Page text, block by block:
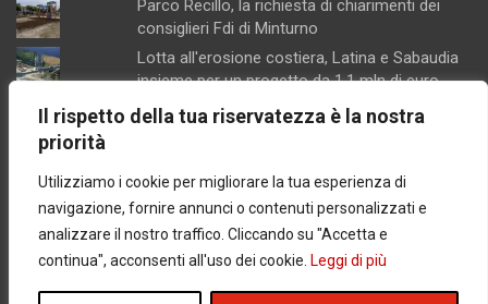
Il rispetto della tua riservatezza è la nostra
priorità
Utilizziamo i cookie per migliorare la tua esperienza di
navigazione, fornire annunci o contenuti personalizzati e
analizzare il nostro traffico. Cliccando su "Accetta e
continua", acconsenti all'uso dei cookie. Leggi di più
Parco Recillo, la richiesta di chiarimenti dei
consiglieri Fdi di Minturno
Lotta all'erosione costiera, Latina e Sabaudia
insieme per un progetto da 1,1 mln di euro
Scarichi, porto e delocalizzazione della
Giudice di Pace di Gaeta senza condizionatori,
udienze rinviate, lavoratori ed utenti in
difficoltà
Lesioni aggravate ed associazione per lo